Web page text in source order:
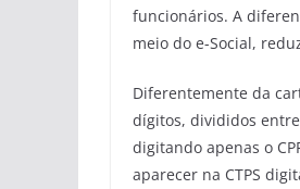
funcionários. A
meio do e-Social,
Diferentemente da
dígitos, divididos
digitando apenas o
aparecer na CTPS